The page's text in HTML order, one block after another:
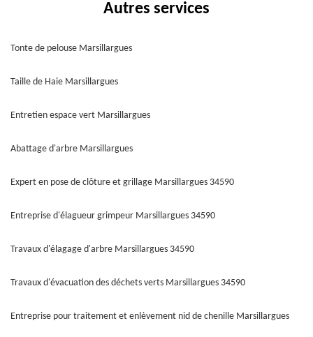
Autres services
Tonte de pelouse Marsillargues
Taille de Haie Marsillargues
Entretien espace vert Marsillargues
Abattage d'arbre Marsillargues
Expert en pose de clôture et grillage Marsillargues 34590
Entreprise d'élagueur grimpeur Marsillargues 34590
Travaux d'élagage d'arbre Marsillargues 34590
Travaux d'évacuation des déchets verts Marsillargues 34590
Entreprise pour traitement et enlèvement nid de chenille Marsillargues